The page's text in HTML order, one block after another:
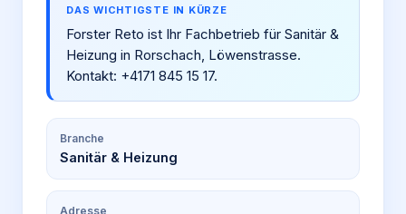
DAS WICHTIGSTE IN KÜRZE
Forster Reto ist Ihr Fachbetrieb für Sanitär &
Heizung in Rorschach, Löwenstrasse.
Kontakt: +4171 845 15 17.
Branche
Sanitär & Heizung
Adresse